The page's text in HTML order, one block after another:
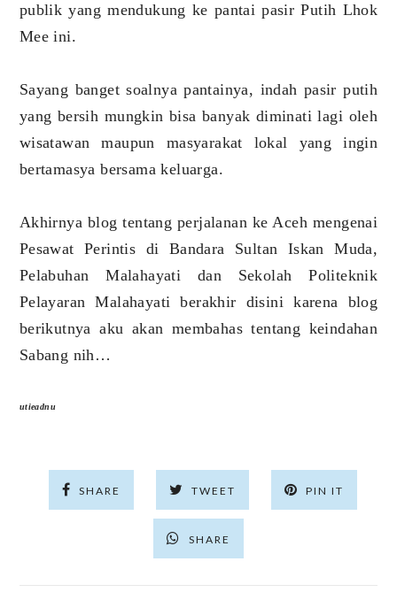
publik yang mendukung ke pantai pasir Putih Lhok
Mee ini.
Sayang banget soalnya pantainya, indah pasir putih
yang bersih mungkin bisa banyak diminati lagi oleh
wisatawan maupun masyarakat lokal yang ingin
bertamasya bersama keluarga.
Akhirnya blog tentang perjalanan ke Aceh mengenai
Pesawat Perintis di Bandara Sultan Iskan Muda,
Pelabuhan Malahayati dan Sekolah Politeknik
Pelayaran Malahayati berakhir disini karena blog
berikutnya aku akan membahas tentang keindahan
Sabang nih…
utieadnu
SHARE TWEET PIN IT
SHARE